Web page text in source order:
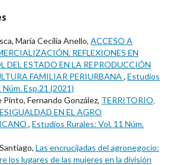
María Cecilia Anello, ACCESO A
REFLEXIONES EN
DEL ESTADO EN LA REPRODUCCIÓN
FAMILIAR PERIURBANA , Estudios
Núm. Esp.21 (2021)
Pinto, Fernando González, TERRITORIO,
EN EL AGRO
, Estudios Rurales: Vol. 11 Núm.
Las encrucijadas del agronegocio:
los lugares de las mujeres en la división